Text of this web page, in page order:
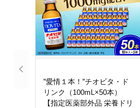
”愛情１本！”チオビタ・ド
リンク（100mL×50本）
【指定医薬部外品 栄養ドリ